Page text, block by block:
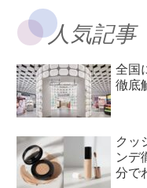
人気記事
全国
徹底
クッ
ンデ
分で